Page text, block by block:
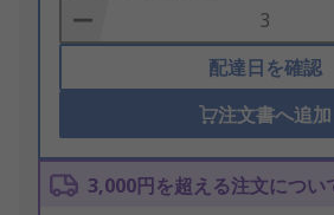
Basket
配達日を確認
注文書へ追加
3,000円を超える注文につい